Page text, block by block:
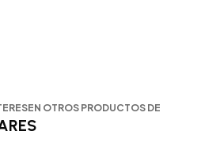
OTROS PRODUCTOS DE